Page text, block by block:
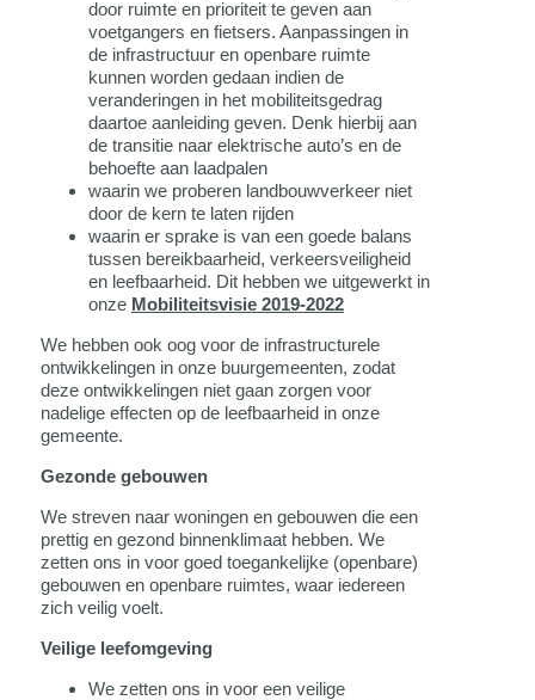
door ruimte en prioriteit te geven aan
voetgangers en fietsers. Aanpassingen in
de infrastructuur en openbare ruimte
kunnen worden gedaan indien de
veranderingen in het mobiliteitsgedrag
daartoe aanleiding geven. Denk hierbij aan
de transitie naar elektrische auto’s en de
behoefte aan laadpalen
waarin we proberen landbouwverkeer niet
door de kern te laten rijden
waarin er sprake is van een goede balans
tussen bereikbaarheid, verkeersveiligheid
en leefbaarheid. Dit hebben we uitgewerkt in
onze Mobiliteitsvisie 2019-2022
We hebben ook oog voor de infrastructurele
ontwikkelingen in onze buurgemeenten, zodat
deze ontwikkelingen niet gaan zorgen voor
nadelige effecten op de leefbaarheid in onze
gemeente.
Gezonde gebouwen
We streven naar woningen en gebouwen die een
prettig en gezond binnenklimaat hebben. We
zetten ons in voor goed toegankelijke (openbare)
gebouwen en openbare ruimtes, waar iedereen
zich veilig voelt.
Veilige leefomgeving
We zetten ons in voor een veilige